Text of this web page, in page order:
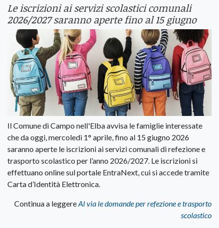
Le iscrizioni ai servizi scolastici comunali
2026/2027 saranno aperte fino al 15 giugno
Il Comune di Campo nell'Elba avvisa le famiglie interessate
che da oggi, mercoledì 1° aprile, fino al 15 giugno 2026
saranno aperte le iscrizioni ai servizi comunali di refezione e
trasporto scolastico per l’anno 2026/2027. Le iscrizioni si
effettuano online sul portale EntraNext, cui si accede tramite
Carta d’Identità Elettronica.
Continua a leggereAl via le domande per refezione e trasporto
scolastico